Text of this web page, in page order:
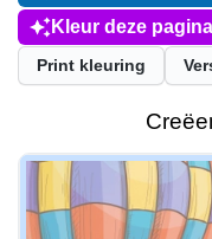
Kleur deze
Print kleuring